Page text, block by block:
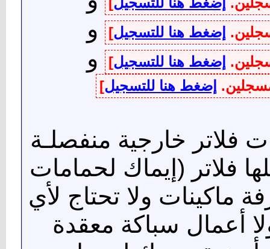
إضغط هنا للتسجيل] و
إضغط هنا للتسجيل] و
إضغط هنا للتسجيل]
فلاتر خارجية منفصلـة
فلاتر (إيماك لحمامات
ماكينات ولا تحتاج لأي
أعمال سباكة معقدة